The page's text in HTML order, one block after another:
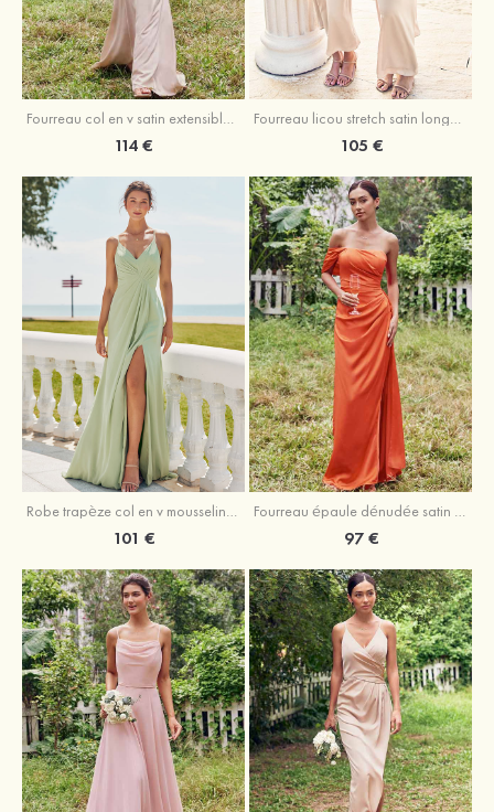
Fourreau col en v satin extensible ras du sol robe de demoiselle d'honneur
114 €
Fourreau licou stretch satin longueur cheville robe de demoiselle d'honneur
105 €
Robe trapèze col en v mousseline ras du sol robe de demoiselle d'honneur
101 €
Fourreau épaule dénudée satin extensible ras du sol robe de demoiselle d'honneur
97 €